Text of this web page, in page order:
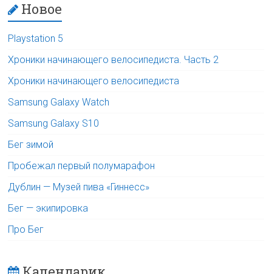
Новое
Playstation 5
Хроники начинающего велосипедиста. Часть 2
Хроники начинающего велосипедиста
Samsung Galaxy Watch
Samsung Galaxy S10
Бег зимой
Пробежал первый полумарафон
Дублин — Музей пива «Гиннесс»
Бег — экипировка
Про Бег